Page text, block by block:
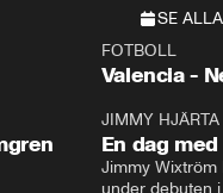
SE ALLA
Plus
FOTBOLL
Valencia -
JIMMY
En dag
Jimmy
under debuten